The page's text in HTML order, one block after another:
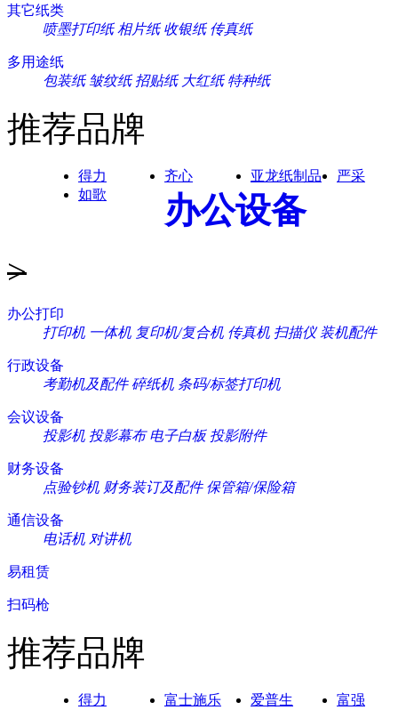
其它纸类
喷墨打印纸 相片纸 收银纸 传真纸
多用途纸
包装纸 皱纹纸 招贴纸 大红纸 特种纸
推荐品牌
得力 齐心 亚龙纸制品
严采
如歌
办公设备
>
办公打印
打印机 一体机 复印机/复合机 传真机 扫描仪 装机配件
行政设备
考勤机及配件 碎纸机 条码/标签打印机
会议设备
投影机 投影幕布 电子白板 投影附件
财务设备
点验钞机 财务装订及配件 保管箱/保险箱
通信设备
电话机 对讲机
易租赁
扫码枪
推荐品牌
得力 富士施乐 爱普生
富强